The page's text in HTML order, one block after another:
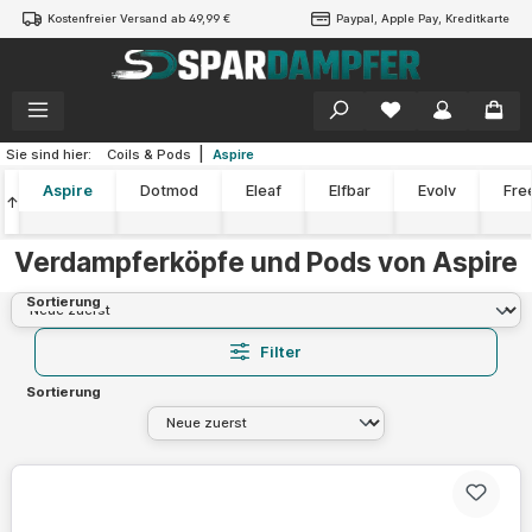
springen
Kostenfreier Versand ab 49,99 € Paypal, Apple Pay, Kreditkarte
Sie sind hier: Coils & Pods Aspire
↑
Aspire Dotmod Eleaf Elfbar Evolv
Verdampferköpfe und Pods von Aspire
Sortierung
Filter
Sortierung